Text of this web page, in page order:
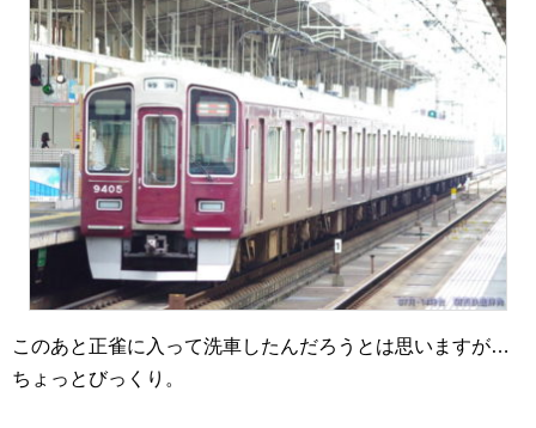
このあと正雀に入って洗車したんだろうとは思いますが…
ちょっとびっくり。